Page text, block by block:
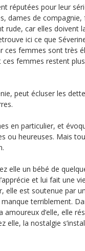
réputées pour leur
dames de
rude, car elles doivent
ici ce que
ces femmes sont très
femmes restent
peut écluser les
en particulier, et
ou heureuses. Mais
elle un bébé de
et lui fait une
elle est soutenue par
terriblement.
d’elle, elle
elle, la nostalgie